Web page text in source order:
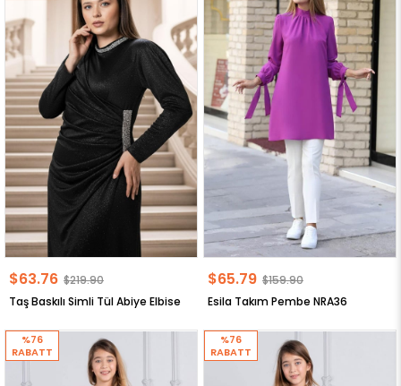
Taş Baskılı Simli Tül Abiye Elbise
$63.76 $219.90
Esila Takım Pembe NRA36
$65.79 $159.90
%76
RABATT
%76
RABATT